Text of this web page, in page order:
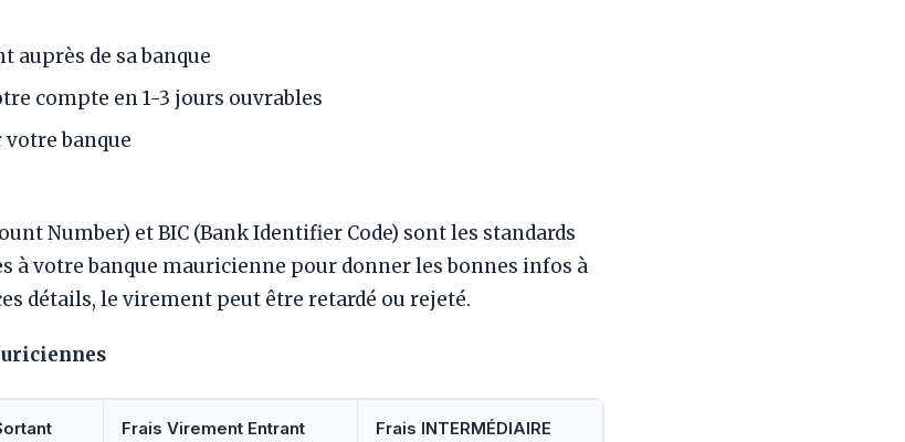
de sa banque
compte en 1-3 jours ouvrables
votre banque
Number) et BIC (Bank Identifier Code) sont les standards
à votre banque mauricienne pour donner les bonnes infos à
détails, le virement peut être retardé ou rejeté.
Frais Virement Entrant Frais INTERMÉDIAIRE